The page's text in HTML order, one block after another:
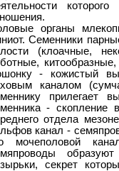
органы
Семенники
(клоачные,
- кожистый
каналом
прилегает
- скопление
отдела
канал -
мочеполовой
секрет